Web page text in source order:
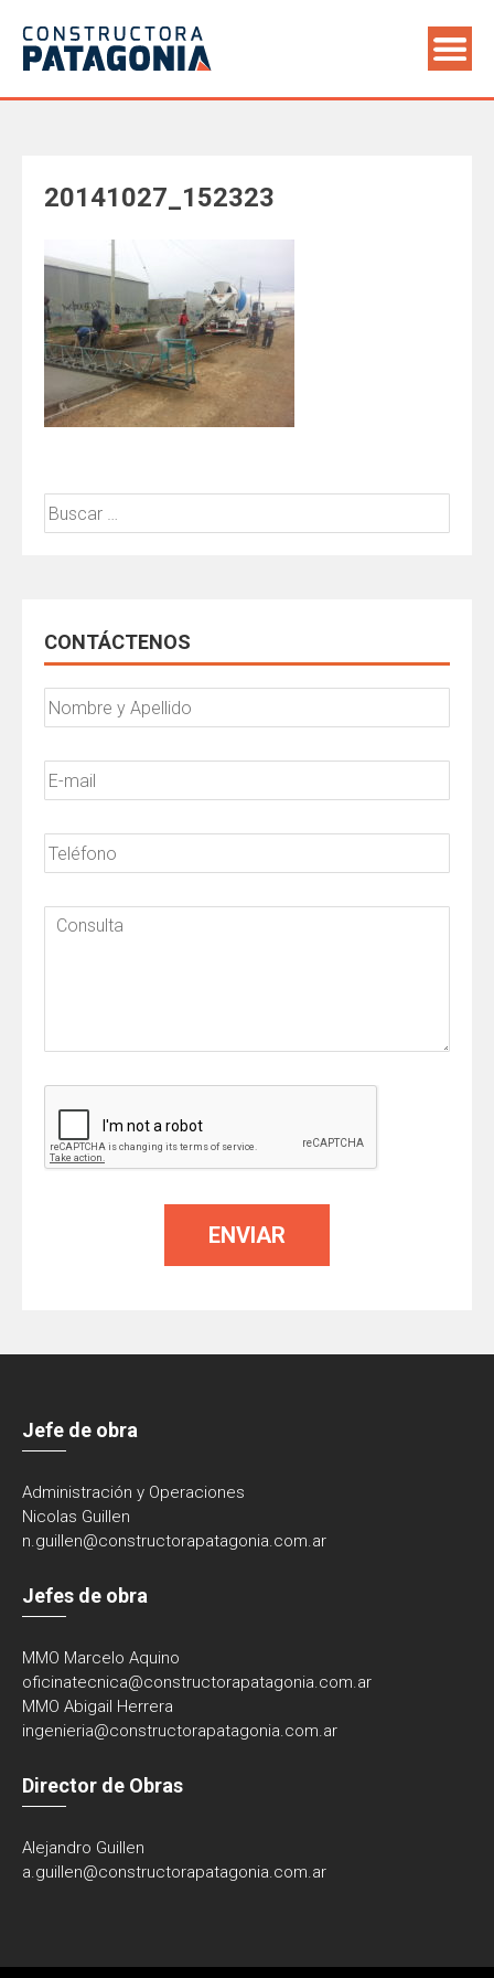
contenido
20141027_152323
Buscar:
CONTÁCTENOS
Jefe de obra
Administración y Operaciones
Nicolas Guillen
n.guillen@constructorapatagonia.com.ar
Jefes de obra
MMO Marcelo Aquino
oficinatecnica@constructorapatagonia.com.ar
MMO Abigail Herrera
ingenieria@constructorapatagonia.com.ar
Director de Obras
Alejandro Guillen
a.guillen@constructorapatagonia.com.ar